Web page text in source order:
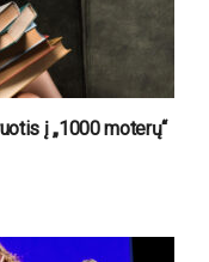
į „1000 moterų“